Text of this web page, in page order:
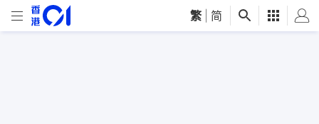
繁 简